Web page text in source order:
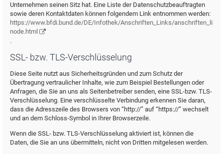
Unternehmen seinen Sitz hat. Eine Liste der Datenschutzbeauftragten
sowie deren Kontaktdaten können folgendem Link entnommen werden:
https://www.bfdi.bund.de/DE/Infothek/Anschriften_Links/
node.html
.
SSL- bzw. TLS-Verschlüsselung
Diese Seite nutzt aus Sicherheitsgründen und zum Schutz der
Übertragung vertraulicher Inhalte, wie zum Beispiel Bestellungen oder
Anfragen, die Sie an uns als Seitenbetreiber senden, eine SSL-bzw. TLS-
Verschlüsselung. Eine verschlüsselte Verbindung erkennen Sie daran,
dass die Adresszeile des Browsers von “http://” auf “https://” wechselt
und an dem Schloss-Symbol in Ihrer Browserzeile.
Wenn die SSL- bzw. TLS-Verschlüsselung aktiviert ist, können die
Daten, die Sie an uns übermitteln, nicht von Dritten mitgelesen werden.